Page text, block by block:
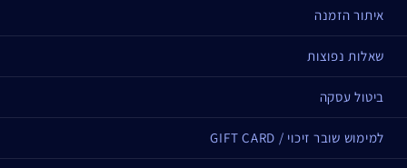
איתור הזמנה
שאלות נפוצות
ביטול עסקה
למימוש שובר זיכוי / GIFT CARD